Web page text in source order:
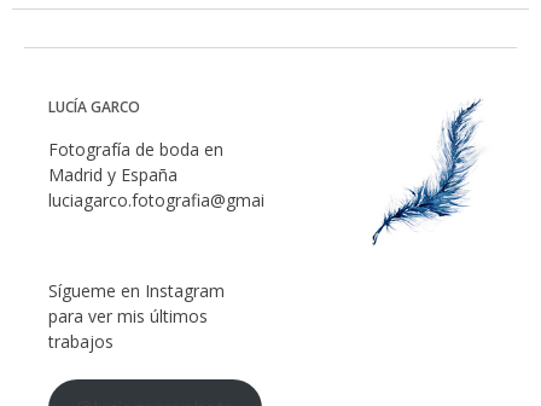
LUCÍA GARCO
Fotografía de boda en
Madrid y España
luciagarco.fotografia@gmail.com
Sígueme en Instagram
para ver mis últimos
trabajos